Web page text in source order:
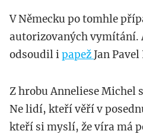
V Německu po tomhle
autorizovaných vymítání.
odsoudil ipapežJan Pavel
Z hrobu Anneliese Michel
Ne lidí, kteří věří v
kteří si myslí, že víra má